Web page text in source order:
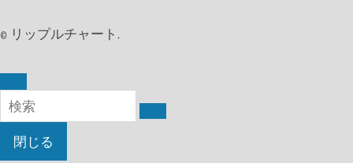
© リップルチャート.
閉じる